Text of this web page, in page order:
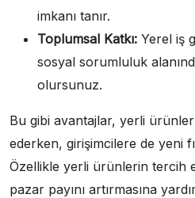
imkanı tanır.
Toplumsal Katkı: Yerel iş
sosyal sorumluluk
olursunuz.
Bu gibi avantajlar, yerli
ederken, girişimcilere de yeni
Özellikle yerli ürünlerin tercih
pazar payını artırmasına